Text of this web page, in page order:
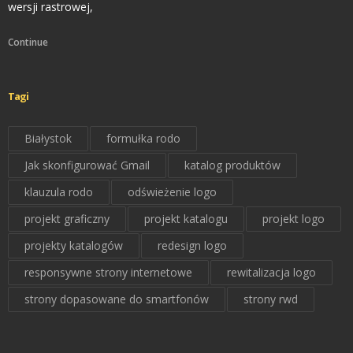
wersji rastrowej,
Continue
Tagi
Białystok
formułka rodo
Jak skonfigurować Gmail
katalog produktów
klauzula rodo
odświeżenie logo
projekt graficzny
projekt katalogu
projekt logo
projekty katalogów
redesign logo
responsywne strony internetowe
rewitalizacja logo
strony dopasowane do smartfonów
strony rwd